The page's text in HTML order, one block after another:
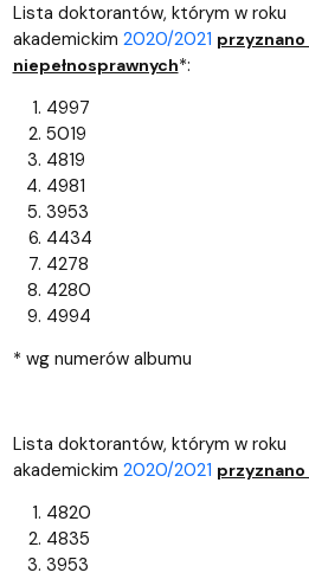
Lista doktorantów, którym w roku
akademickim 2020/2021
niepełnosprawnych*:
4997
5019
4819
4981
3953
4434
4278
4280
4994
* wg numerów albumu
Lista doktorantów, którym w roku
akademickim 2020/2021
4820
4835
3953